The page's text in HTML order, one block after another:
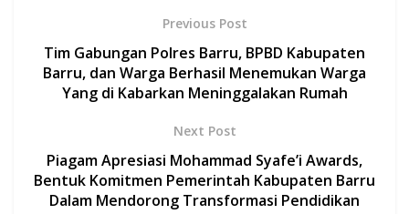
o
o
k
A
p
p
er l
Previous Post
Tim Gabungan Polres Barru, BPBD Kabupaten
Barru, dan Warga Berhasil Menemukan Warga
Yang di Kabarkan Meninggalakan Rumah
Next Post
Piagam Apresiasi Mohammad Syafe’i Awards,
Bentuk Komitmen Pemerintah Kabupaten Barru
Dalam Mendorong Transformasi Pendidikan